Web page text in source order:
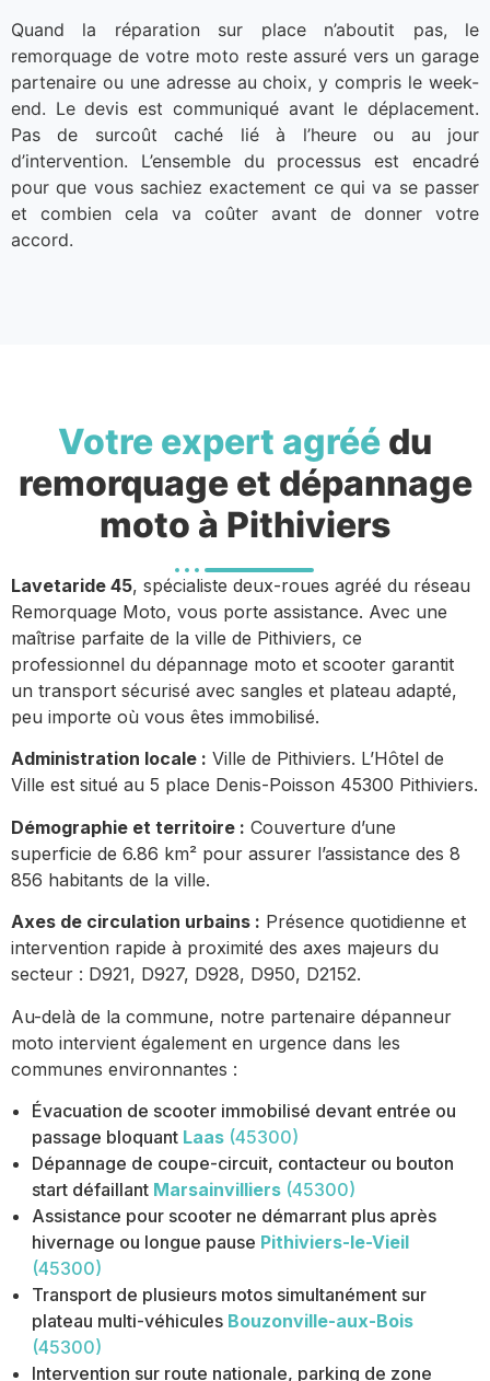
Quand la réparation sur place n’aboutit pas, le
remorquage de votre moto reste assuré vers un garage
partenaire ou une adresse au choix, y compris le week-
end. Le devis est communiqué avant le déplacement.
Pas de surcoût caché lié à l’heure ou au jour
d’intervention. L’ensemble du processus est encadré
pour que vous sachiez exactement ce qui va se passer
et combien cela va coûter avant de donner votre
accord.
Votre expert agréé du
remorquage et dépannage
moto à Pithiviers
Lavetaride 45, spécialiste deux-roues agréé du réseau
Remorquage Moto, vous porte assistance. Avec une
maîtrise parfaite de la ville de Pithiviers, ce
professionnel du dépannage moto et scooter garantit
un transport sécurisé avec sangles et plateau adapté,
peu importe où vous êtes immobilisé.
Administration locale : Ville de Pithiviers. L’Hôtel de
Ville est situé au 5 place Denis-Poisson 45300 Pithiviers.
Démographie et territoire : Couverture d’une
superficie de 6.86 km² pour assurer l’assistance des 8
856 habitants de la ville.
Axes de circulation urbains : Présence quotidienne et
intervention rapide à proximité des axes majeurs du
secteur : D921, D927, D928, D950, D2152.
Au-delà de la commune, notre partenaire dépanneur
moto intervient également en urgence dans les
communes environnantes :
Évacuation de scooter immobilisé devant entrée ou
passage bloquant Laas (45300)
Dépannage de coupe-circuit, contacteur ou bouton
start défaillant Marsainvilliers (45300)
Assistance pour scooter ne démarrant plus après
hivernage ou longue pause Pithiviers-le-Vieil
(45300)
Transport de plusieurs motos simultanément sur
plateau multi-véhicules Bouzonville-aux-Bois
(45300)
Intervention sur route nationale, parking de zone